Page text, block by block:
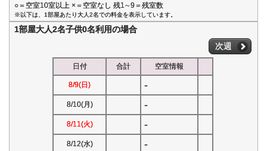
○＝空室10室以上 ×＝空室なし 残1∼9＝残室数
※以下は、1部屋あたり大人2名での料金を表示しています。
1部屋大人2名子供0名利用の場合
次週
日付 合計 空室情報
8/9(日) -
8/10(月) -
8/11(火) -
8/12(水) -